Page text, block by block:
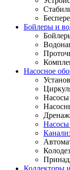
Бойлеры и
Насосное
Насосы
Насосы
Коллекторы